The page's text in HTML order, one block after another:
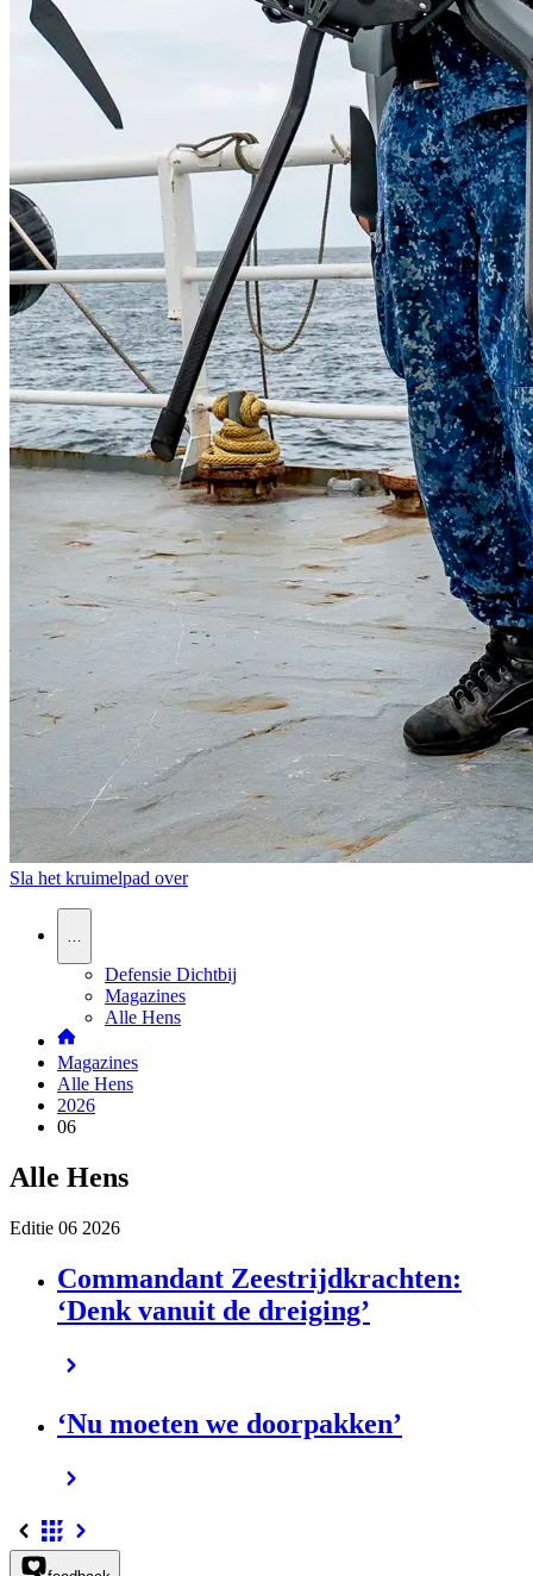
Sla het kruimelpad over
Defensie Dichtbij
Magazines
Alle Hens
Magazines
Alle Hens
2026
06
Alle Hens
Editie 06 2026
Commandant Zeestrijdkrachten:
‘Denk vanuit de dreiging’
‘Nu moeten we doorpakken’